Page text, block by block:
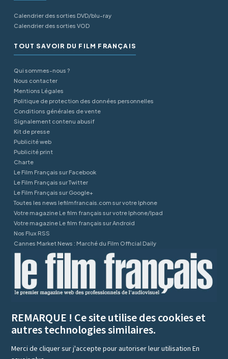
Calendrier des sorties DVD/blu-ray
Calendrier des sorties VOD
TOUT SAVOIR DU FILM FRANÇAIS
Qui sommes-nous ?
Nous contacter
Mentions Légales
Politique de protection des données personnelles
Conditions générales de vente
Signalement contenu abusif
Kit de presse
Publicité web
Publicité print
Charte
Le Film Français sur Facebook
Le Film Français sur Twitter
Le Film Français sur Google+
Toutes les news lefilmfrancais.com sur votre Iphone
Votre magazine Le film français sur votre Iphone/Ipad
Votre magazine Le film français sur Android
Nos Flux RSS
Cannes Market News : Marché du Film Official Daily
REMARQUE ! Ce site utilise des cookies et
autres technologies similaires.
Merci de cliquer sur j'accepte pour autoriser leur utilisationEn